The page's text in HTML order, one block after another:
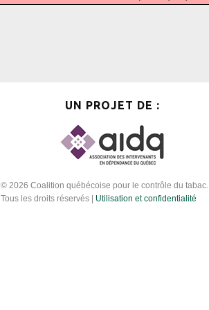
UN PROJET DE :
© 2026 Coalition québécoise pour le contrôle du tabac.
Tous les droits réservés | Utilisation et confidentialité